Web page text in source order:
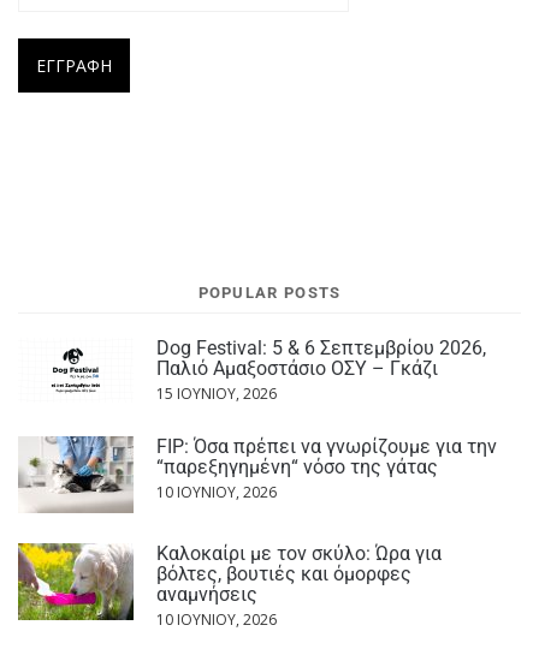
POPULAR POSTS
Dog Festival: 5 & 6 Σεπτεμβρίου 2026,
Παλιό Αμαξοστάσιο ΟΣΥ – Γκάζι
15 ΙΟΥΝΊΟΥ, 2026
FIP: Όσα πρέπει να γνωρίζουμε για την
“παρεξηγημένη“ νόσο της γάτας
10 ΙΟΥΝΊΟΥ, 2026
Καλοκαίρι με τον σκύλο: Ώρα για
βόλτες, βουτιές και όμορφες
αναμνήσεις
10 ΙΟΥΝΊΟΥ, 2026